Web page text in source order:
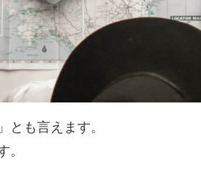
とも言えます。
。